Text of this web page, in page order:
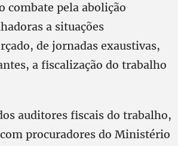
combate pela abolição
a situações
de jornadas exaustivas,
a fiscalização do trabalho
auditores fiscais do trabalho,
procuradores do Ministério